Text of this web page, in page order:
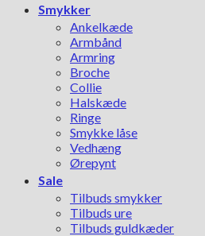
Smykker
Ankelkæde
Armbånd
Armring
Broche
Collie
Halskæde
Ringe
Smykke låse
Vedhæng
Ørepynt
Sale
Tilbuds smykker
Tilbuds ure
Tilbuds guldkæder